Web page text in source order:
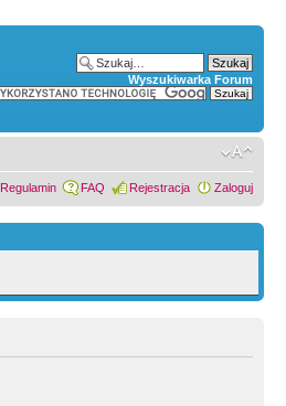
Wyszukiwarka Forum
Regulamin FAQ Rejestracja Zaloguj